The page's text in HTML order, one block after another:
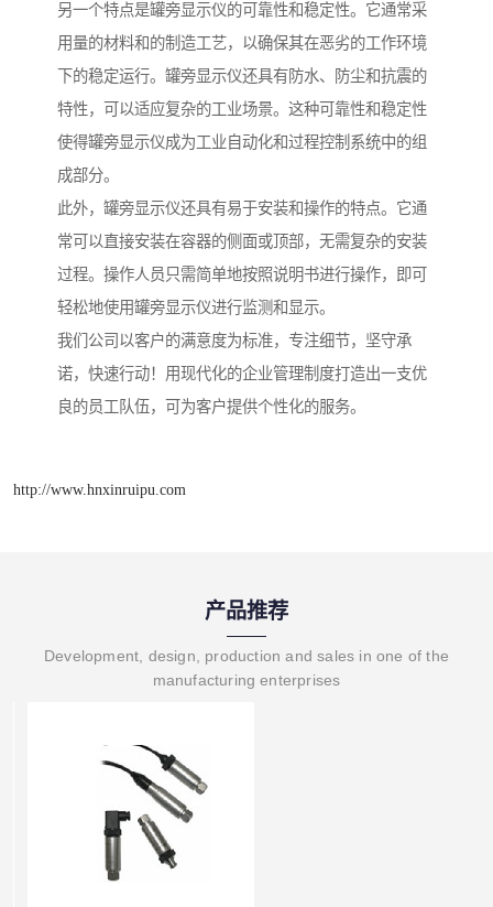
另一个特点是罐旁显示仪的可靠性和稳定性。它通常采
用量的材料和的制造工艺，以确保其在恶劣的工作环境
下的稳定运行。罐旁显示仪还具有防水、防尘和抗震的
特性，可以适应复杂的工业场景。这种可靠性和稳定性
使得罐旁显示仪成为工业自动化和过程控制系统中的组
成部分。
此外，罐旁显示仪还具有易于安装和操作的特点。它通
常可以直接安装在容器的侧面或顶部，无需复杂的安装
过程。操作人员只需简单地按照说明书进行操作，即可
轻松地使用罐旁显示仪进行监测和显示。
我们公司以客户的满意度为标准，专注细节，坚守承
诺，快速行动！用现代化的企业管理制度打造出一支优
良的员工队伍，可为客户提供个性化的服务。
http://www.hnxinruipu.com
产品推荐
Development, design, production and sales in one of the
manufacturing enterprises